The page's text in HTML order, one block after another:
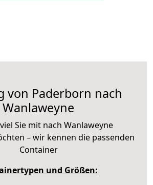
von Paderborn nach
Wanlaweyne
Sie mit nach Wanlaweyne
– wir kennen die passenden
Container
und Größen: